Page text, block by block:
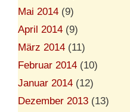
Mai 2014 (9)
April 2014 (9)
März 2014 (11)
Februar 2014 (10)
Januar 2014 (12)
Dezember 2013 (13)